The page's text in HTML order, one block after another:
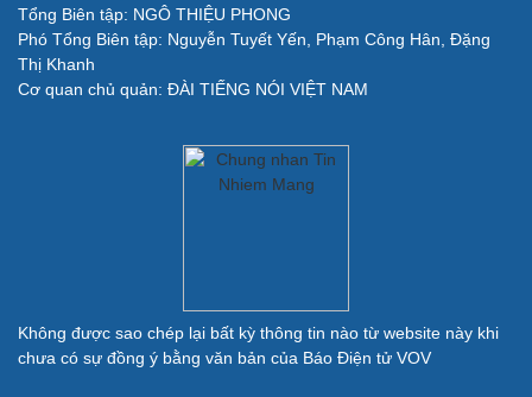
Đời sống
Nhà đẹp
Blog
Tình yêu - Gia đình
Văn hóa
Sân khấu - Điện ảnh
Âm nhạc
Quân sự - Quốc phòng
Tổng Biên tập: NGÔ THIỆU PHONG
Phó Tổng Biên tập: Nguyễn Tuyết Yến, Phạm Công Hân, Đặng
Thị Khanh
Cơ quan chủ quản: ĐÀI TIẾNG NÓI VIỆT NAM
Không được sao chép lại bất kỳ thông tin nào từ website này khi
chưa có sự đồng ý bằng văn bản của Báo Điện tử VOV